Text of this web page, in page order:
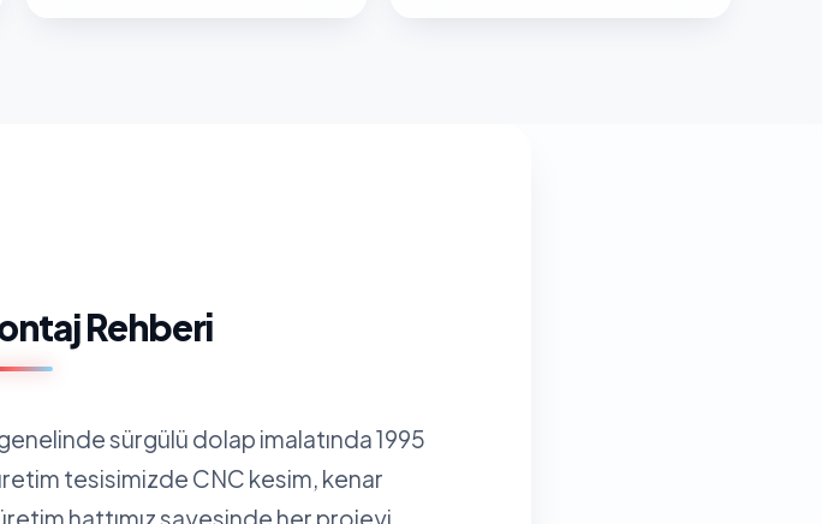
Rehberi
sürgülü dolap imalatında 1995
tesisimizde CNC kesim, kenar
hattımız sayesinde her projeyi